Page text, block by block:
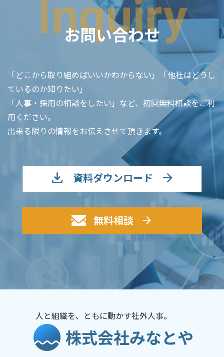
Inquiry
お問い合わせ
「どこから取り組めばいいかわからない」「他社はどうし
ているのか知りたい」
「人事・採用の相談をしたい」など、初回無料相談をご利
用ください。
出来る限りの情報をお伝えさせて頂きます。
資料ダウンロード
無料相談
人と組織を、ともに動かす社外人事。